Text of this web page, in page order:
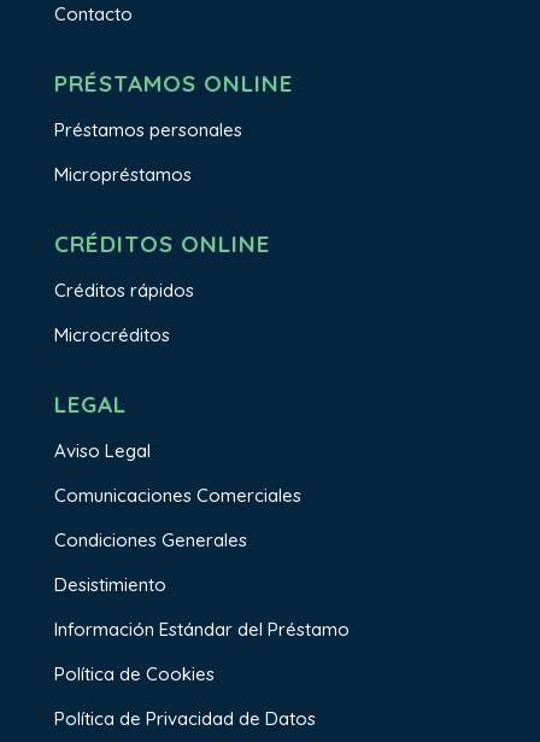
Contacto
PRÉSTAMOS ONLINE
Préstamos personales
Micropréstamos
CRÉDITOS ONLINE
Créditos rápidos
Microcréditos
LEGAL
Aviso Legal
Comunicaciones Comerciales
Condiciones Generales
Desistimiento
Información Estándar del Préstamo
Política de Cookies
Política de Privacidad de Datos